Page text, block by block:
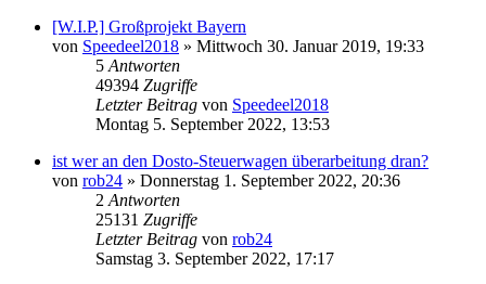
[W.I.P.] Großprojekt Bayern
von Speedeel2018 » Mittwoch 30. Januar 2019, 19:33
5 Antworten
49394 Zugriffe
Letzter Beitrag von Speedeel2018
Montag 5. September 2022, 13:53
ist wer an den Dosto-Steuerwagen überarbeitung dran?
von rob24 » Donnerstag 1. September 2022, 20:36
2 Antworten
25131 Zugriffe
Letzter Beitrag von rob24
Samstag 3. September 2022, 17:17